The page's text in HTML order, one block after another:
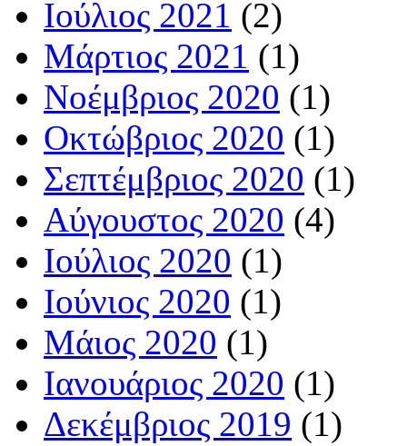
Ιούλιος 2021 (2)
Μάρτιος 2021 (1)
Νοέμβριος 2020 (1)
Οκτώβριος 2020 (1)
Σεπτέμβριος 2020 (1)
Αύγουστος 2020 (4)
Ιούλιος 2020 (1)
Ιούνιος 2020 (1)
Μάιος 2020 (1)
Ιανουάριος 2020 (1)
Δεκέμβριος 2019 (1)